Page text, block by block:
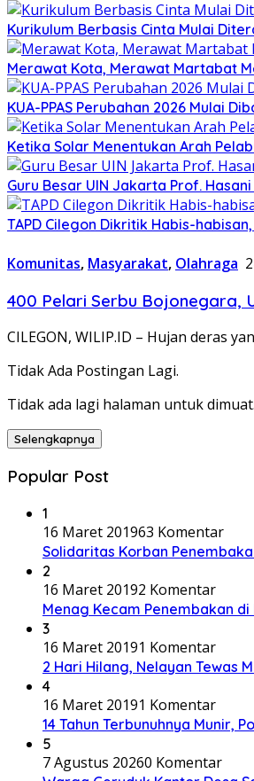
Kurikulum Berbasis Cinta Mulai
Merawat Kota, Merawat Martabat
KUA-PPAS Perubahan 2026 Mulai
Ketika Solar Menentukan Arah
Guru Besar UIN Jakarta Prof.
TAPD Cilegon Dikritik Habis-
Komunitas, Masyarakat, Olahraga
400 Pelari Serbu Bojonegara,
CILEGON, WILIP.ID – Hujan deras
Tidak Ada Postingan Lagi.
Tidak ada lagi halaman untuk dimuat.
Selengkapnya
Popular Post
1
16 Maret 201963 Komentar
Solidaritas Korban
2
16 Maret 20192 Komentar
Menag Kecam Penembakan
3
16 Maret 20191 Komentar
2 Hari Hilang, Nelayan Tewas
4
16 Maret 20191 Komentar
14 Tahun Terbunuhnya Munir,
5
7 Agustus 20260 Komentar